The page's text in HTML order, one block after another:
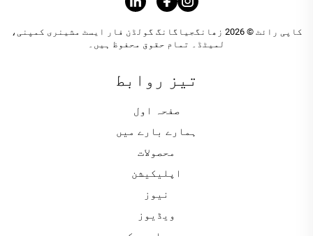
کاپی رائٹ © 2026 زھانگجیاگانگ گولڈن فار ایسٹ مشینری کمپنی،
لمیٹڈ۔ تمام حقوق محفوظ ہیں۔
تیز روابط
صفحہ اول
ہمارے بارے میں
محصولات
اپلیکیشن
نیوز
ویڈیوز